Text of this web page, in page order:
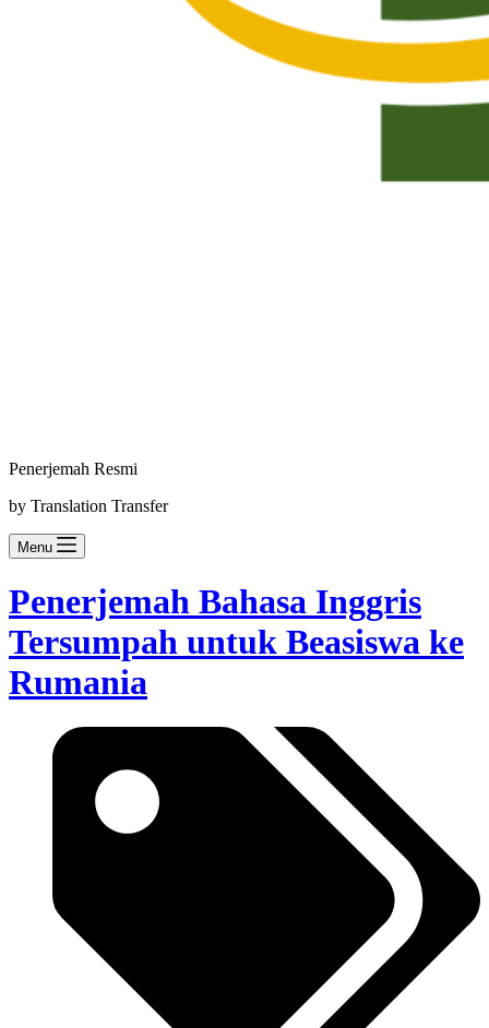
Penerjemah Resmi
by Translation Transfer
Menu
Penerjemah Bahasa Inggris
Tersumpah untuk Beasiswa ke
Rumania